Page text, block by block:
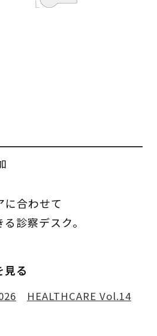
に合わせて
診察デスク。
見る
HEALTHCARE Vol.14